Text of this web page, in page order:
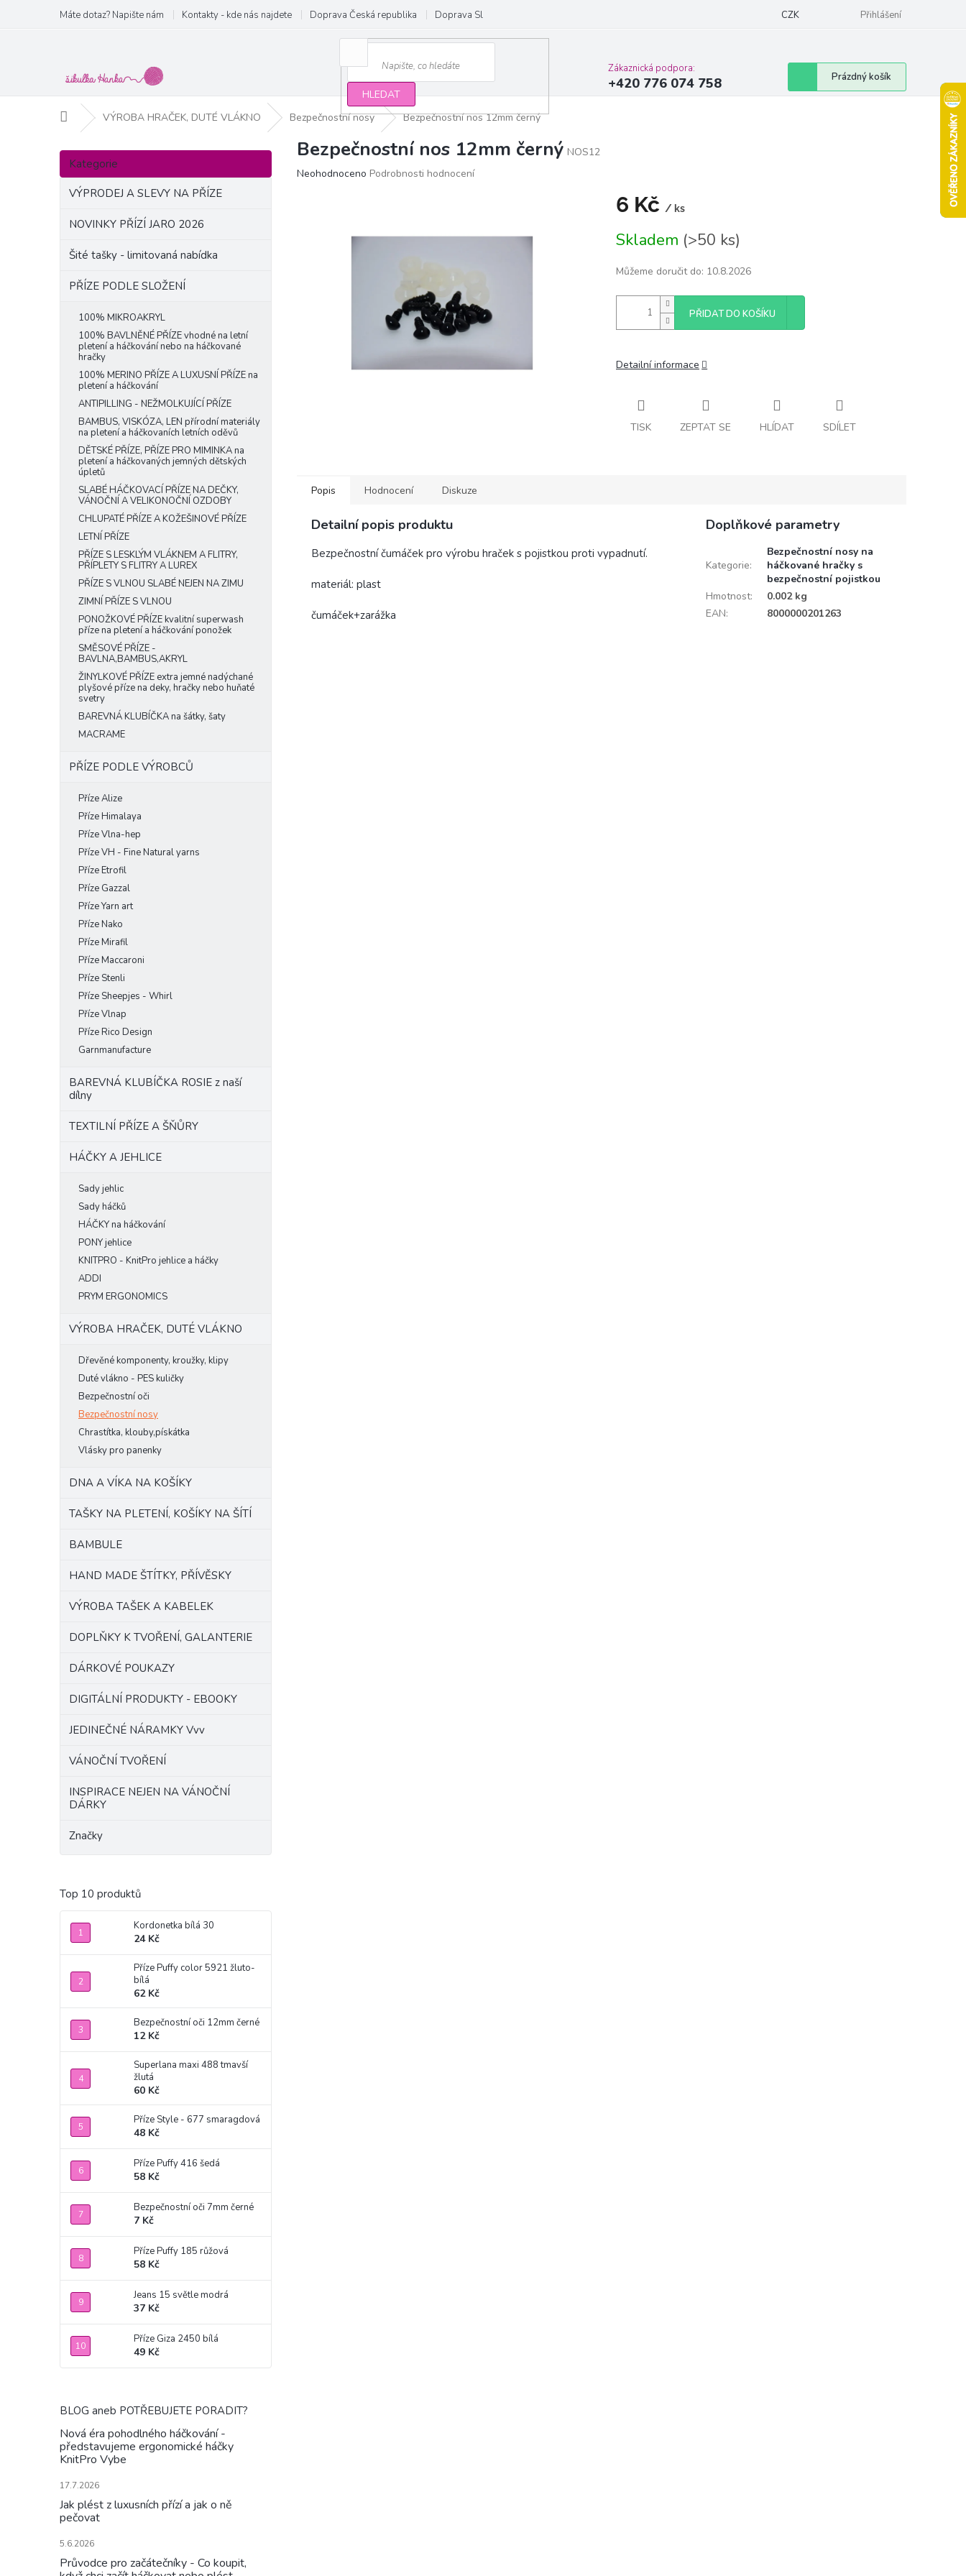
obsah
Máte dotaz? Napište nám Kontakty - kde nás najdete Doprava Česká republika Doprava Slovensko a EU Podmínky ochrany osobních údajů Moje objednávka
CZK Přihlášení
HLEDAT
Zákaznická podpora:
+420 776 074 758
Nákupní
košík
Prázdný košík
Domů VÝROBA HRAČEK, DUTÉ VLÁKNO Bezpečnostní nosy Bezpečnostní nos 12mm černý
P
s
Přeskočit
kategorie
Kategorie
VÝPRODEJ A SLEVY NA PŘÍZE
NOVINKY PŘÍZÍ JARO 2026
Šité tašky - limitovaná nabídka
PŘÍZE PODLE SLOŽENÍ
100% MIKROAKRYL
100% BAVLNĚNÉ PŘÍZE vhodné na letní
pletení a háčkování nebo na háčkované
hračky
100% MERINO PŘÍZE A LUXUSNÍ PŘÍZE na
pletení a háčkování
ANTIPILLING - NEŽMOLKUJÍCÍ PŘÍZE
BAMBUS, VISKÓZA, LEN přírodní materiály
na pletení a háčkovaních letních oděvů
DĚTSKÉ PŘÍZE, PŘÍZE PRO MIMINKA na
pletení a háčkovaných jemných dětských
úpletů
SLABÉ HÁČKOVACÍ PŘÍZE NA DEČKY,
VÁNOČNÍ A VELIKONOČNÍ OZDOBY
CHLUPATÉ PŘÍZE A KOŽEŠINOVÉ PŘÍZE
LETNÍ PŘÍZE
PŘÍZE S LESKLÝM VLÁKNEM A FLITRY,
PŘÍPLETY S FLITRY A LUREX
PŘÍZE S VLNOU SLABÉ NEJEN NA ZIMU
ZIMNÍ PŘÍZE S VLNOU
PONOŽKOVÉ PŘÍZE kvalitní superwash
příze na pletení a háčkování ponožek
SMĚSOVÉ PŘÍZE -
BAVLNA,BAMBUS,AKRYL
ŽINYLKOVÉ PŘÍZE extra jemné nadýchané
plyšové příze na deky, hračky nebo huňaté
svetry
BAREVNÁ KLUBÍČKA na šátky, šaty
MACRAME
PŘÍZE PODLE VÝROBCŮ
Příze Alize
Příze Himalaya
Příze Vlna-hep
Příze VH - Fine Natural yarns
Příze Etrofil
Příze Gazzal
Příze Yarn art
Příze Nako
Příze Mirafil
Příze Maccaroni
Příze Stenli
Příze Sheepjes - Whirl
Příze Vlnap
Příze Rico Design
Garnmanufacture
BAREVNÁ KLUBÍČKA ROSIE z naší
dílny
TEXTILNÍ PŘÍZE A ŠŇŮRY
HÁČKY A JEHLICE
Sady jehlic
Sady háčků
HÁČKY na háčkování
PONY jehlice
KNITPRO - KnitPro jehlice a háčky
ADDI
PRYM ERGONOMICS
VÝROBA HRAČEK, DUTÉ VLÁKNO
Dřevěné komponenty, kroužky, klipy
Duté vlákno - PES kuličky
Bezpečnostní oči
Bezpečnostní nosy
Chrastítka, klouby,pískátka
Vlásky pro panenky
DNA A VÍKA NA KOŠÍKY
TAŠKY NA PLETENÍ, KOŠÍKY NA ŠÍTÍ
BAMBULE
HAND MADE ŠTÍTKY, PŘÍVĚSKY
VÝROBA TAŠEK A KABELEK
DOPLŇKY K TVOŘENÍ, GALANTERIE
DÁRKOVÉ POUKAZY
DIGITÁLNÍ PRODUKTY - EBOOKY
JEDINEČNÉ NÁRAMKY Vvv
VÁNOČNÍ TVOŘENÍ
INSPIRACE NEJEN NA VÁNOČNÍ
DÁRKY
Značky
Top 10 produktů
Kordonetka bílá 30
24 Kč
Příze Puffy color 5921 žluto-
bílá
62 Kč
Bezpečnostní oči 12mm černé
12 Kč
Superlana maxi 488 tmavší
žlutá
60 Kč
Příze Style - 677 smaragdová
48 Kč
Příze Puffy 416 šedá
58 Kč
Bezpečnostní oči 7mm černé
7 Kč
Příze Puffy 185 růžová
58 Kč
Jeans 15 světle modrá
37 Kč
Příze Giza 2450 bílá
49 Kč
BLOG aneb POTŘEBUJETE PORADIT?
Nová éra pohodlného háčkování -
představujeme ergonomické háčky
KnitPro Vybe
17.7.2026
Jak plést z luxusních přízí a jak o ně
pečovat
5.6.2026
Průvodce pro začátečníky - Co koupit,
Bezpečnostní nos 12mm černý NOS12
Průměrné
Neohodnoceno Podrobnosti hodnocení
6 Kč / ks
cena:
Skladem (>50 ks)
Můžeme doručit do: 10.8.2026
PŘIDAT DO KOŠÍKU
Detailní informace
TISK ZEPTAT SE HLÍDAT SDÍLET
Popis Hodnocení Diskuze
Detailní popis produktu
Bezpečnostní čumáček pro výrobu hraček s pojistkou proti vypadnutí.
materiál: plast
čumáček+zarážka
Doplňkové parametry
Kategorie:
Bezpečnostní nosy na
háčkované hračky s
bezpečnostní pojistkou
Hmotnost:
0.002 kg
EAN: 8000000201263